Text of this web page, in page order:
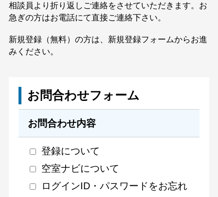
相談員より折り返しご連絡をさせていただきます。お
急ぎの方はお電話にて直接ご連絡下さい。
新規登録（無料）の方は、 新規登録フォームからお進
みください。
お問合わせフォーム
お問合わせ内容
登録について
空室ナビについて
ログインID・パスワードをお忘れ